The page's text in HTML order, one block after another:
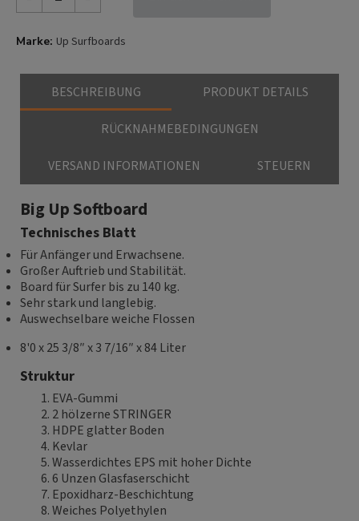
Marke Up Surfboards
BESCHREIBUNG PRODUKT DETAILS
RÜCKNAHMEBEDINGUNGEN
VERSAND INFORMATIONEN STEUERN
Big Up Softboard
Technisches Blatt
Für Anfänger und Erwachsene.
Großer Auftrieb und Stabilität.
Board für Surfer bis zu 140 kg.
Sehr stark und langlebig.
Auswechselbare weiche Flossen
8'0 x 25 3/8″ x 3 7/16″ x 84 Liter
Struktur
EVA-Gummi
2 hölzerne STRINGER
HDPE glatter Boden
Kevlar
Wasserdichtes EPS mit hoher Dichte
6 Unzen Glasfaserschicht
Epoxidharz-Beschichtung
Weiches Polyethylen